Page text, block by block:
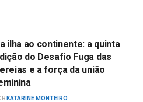
ilha ao continente: a quinta
do Desafio Fuga das
e a força da união
KATARINE MONTEIRO